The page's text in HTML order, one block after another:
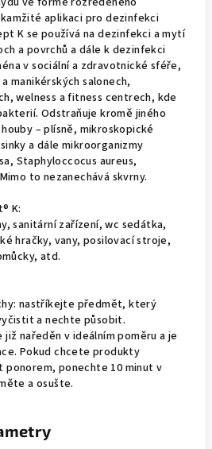
aplikaci pro dezinfekci
K se používá na dezinfekci a mytí
a povrchů a dále k dezinfekci
v sociální a zdravotnické sféře,
manikérských salonech,
welness a fitness centrech, kde
Odstraňuje kromě jiného
– plísně, mikroskopické
a dále mikroorganizmy
Staphyloccocus aureus,
to nezanechává skvrny.
K:
sanitární zařízení, wc sedátka,
hračky, vany, posilovací stroje,
atd.
nastříkejte předmět, který
a nechte působit.
naředěn v ideálním poměru a je
Pokud chcete produkty
ponechte 10 minut v
a osušte.